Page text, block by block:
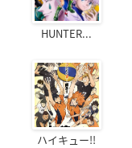
HUNTER...
ハイキュー!!